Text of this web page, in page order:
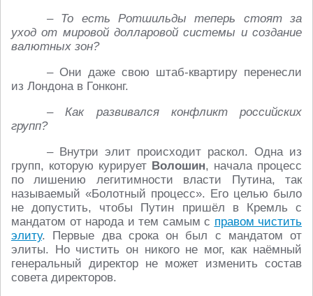
– То есть Ротшильды теперь стоят за
уход от мировой долларовой системы и создание
валютных зон?
– Они даже свою штаб-квартиру перенесли
из Лондона в Гонконг.
– Как развивался конфликт российских
групп?
– Внутри элит происходит раскол. Одна из
групп, которую курирует Волошин, начала процесс
по лишению легитимности власти Путина, так
называемый «Болотный процесс». Его целью было
не допустить, чтобы Путин пришёл в Кремль с
мандатом от народа и тем самым с правом чистить
элиту. Первые два срока он был с мандатом от
элиты. Но чистить он никого не мог, как наёмный
генеральный директор не может изменить состав
совета директоров.